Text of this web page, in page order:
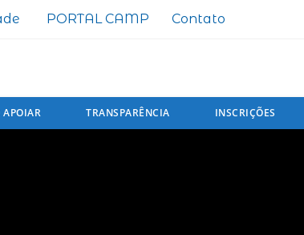
PORTAL CAMP Contato
APOIAR TRANSPARÊNCIA INSCRIÇÕES